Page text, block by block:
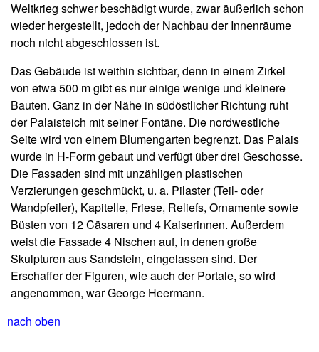
Weltkrieg schwer beschädigt wurde, zwar äußerlich schon
wieder hergestellt, jedoch der Nachbau der Innenräume
noch nicht abgeschlossen ist.
Das Gebäude ist weithin sichtbar, denn in einem Zirkel
von etwa 500 m gibt es nur einige wenige und kleinere
Bauten. Ganz in der Nähe in südöstlicher Richtung ruht
der Palaisteich mit seiner Fontäne. Die nordwestliche
Seite wird von einem Blumengarten begrenzt. Das Palais
wurde in H-Form gebaut und verfügt über drei Geschosse.
Die Fassaden sind mit unzähligen plastischen
Verzierungen geschmückt, u. a. Pilaster (Teil- oder
Wandpfeiler), Kapitelle, Friese, Reliefs, Ornamente sowie
Büsten von 12 Cäsaren und 4 Kaiserinnen. Außerdem
weist die Fassade 4 Nischen auf, in denen große
Skulpturen aus Sandstein, eingelassen sind. Der
Erschaffer der Figuren, wie auch der Portale, so wird
angenommen, war George Heermann.
nach oben